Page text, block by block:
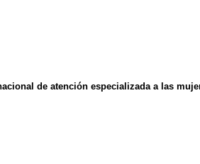
de atención especializada a las